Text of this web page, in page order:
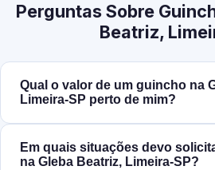
Perguntas Sobre
Beatriz,
Qual o valor de um guincho na
Limeira‑SP perto de mim?
Em quais situações devo
na Gleba Beatriz, Limeira‑SP?